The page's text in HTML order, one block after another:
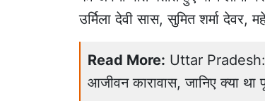
उर्मिला देवी सास, सुमित शर्मा
Read More: Uttar Pradesh:
आजीवन कारावास, जानिए क्या था